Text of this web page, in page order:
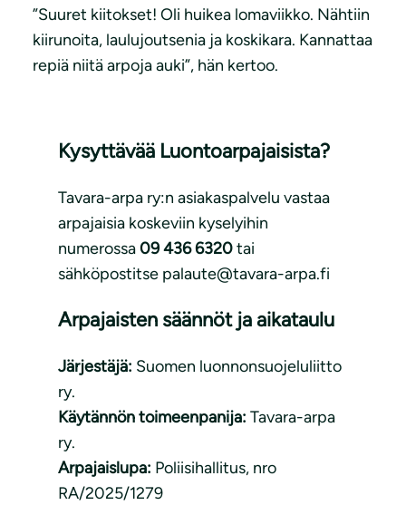
”Suuret kiitokset! Oli huikea lomaviikko. Nähtiin
kiirunoita, laulujoutsenia ja koskikara. Kannattaa
repiä niitä arpoja auki”, hän kertoo.
Kysyttävää Luontoarpajaisista?
Tavara-arpa ry:n asiakaspalvelu vastaa
arpajaisia koskeviin kyselyihin
numerossa09 436 6320tai
sähköpostitse palaute@tavara-arpa.fi
Arpajaisten säännöt ja aikataulu
Järjestäjä: Suomen luonnonsuojeluliitto
ry.
Käytännön toimeenpanija: Tavara-arpa
ry.
Arpajaislupa: Poliisihallitus, nro
RA/2025/1279